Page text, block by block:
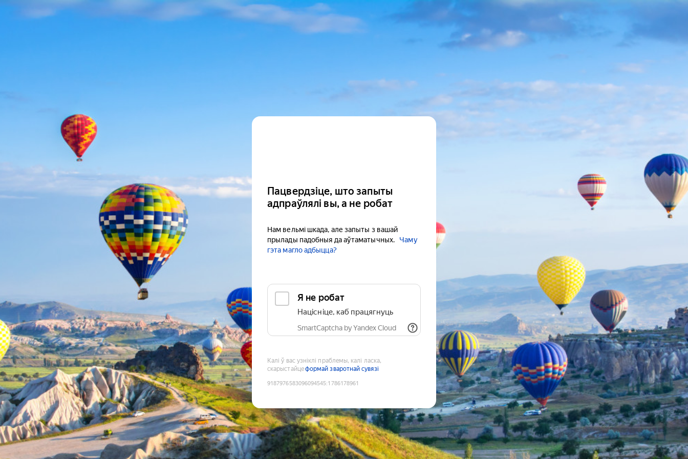
Пацвердзіце, што запыты
адпраўлялі вы, а не робат
Нам вельмі шкада, але запыты з вашай
прылады падобныя да аўтаматычных.
Чаму
гэта магло адбыцца?
Я не робат
Націсніце, каб працягнуць
SmartCaptcha by Yandex Cloud
Калі ў вас узніклі праблемы, калі ласка,
скарыстайцеформай зваротнай сувязі
9187976583096094545:1786178961